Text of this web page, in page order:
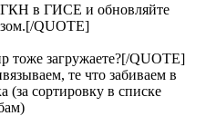
ГКН в ГИСЕ и обновляйте
QUOTE]
тоже загружаете?[/QUOTE]
те что забиваем в
(за сортировку в списке